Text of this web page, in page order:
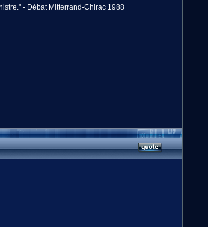
- Débat Mitterrand-Chirac 1988